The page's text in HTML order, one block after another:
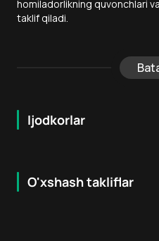
homiladorlikning quvonchlari
taklif qiladi.
Ijodkorlar
O'xshash takliflar
6 + 6.1